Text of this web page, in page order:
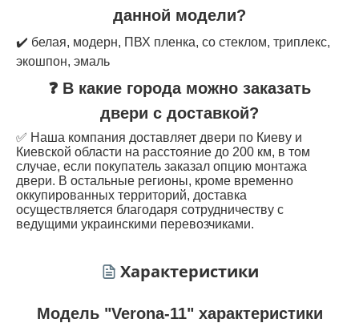
данной модели?
✔️ белая, модерн, ПВХ пленка, со стеклом, триплекс,
экошпон, эмаль
❓ В какие города можно заказать
двери с доставкой?
✅ Наша компания доставляет двери по Киеву и
Киевской области на расстояние до 200 км, в том
случае, если покупатель заказал опцию монтажа
двери. В остальные регионы, кроме временно
оккупированных территорий, доставка
осуществляется благодаря сотрудничеству с
ведущими украинскими перевозчиками.
Характеристики
Модель "Verona-11" характеристики